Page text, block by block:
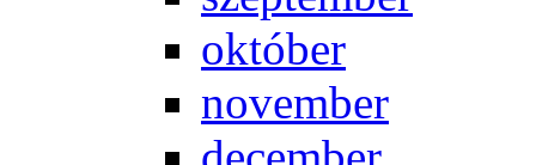
ok­tó­ber
no­vem­ber